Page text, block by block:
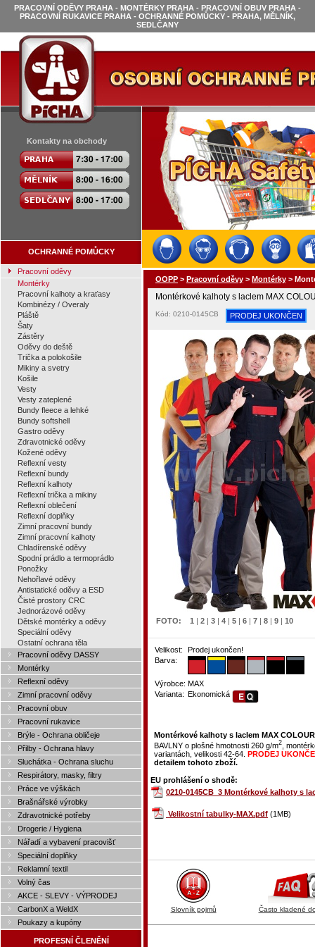
PRACOVNÍ ODĚVY PRAHA - MONTÉRKY PRAHA - PRACOVNÍ OBUV PRAHA -
PRACOVNÍ RUKAVICE PRAHA - OCHRANNÉ POMŮCKY - PRAHA, MĚLNÍK,
SEDLČANY
Kontakty na obchody
OCHRANNÉ POMŮCKY
Pracovní oděvy
Montérky
Pracovní kalhoty a kraťasy
Kombinézy / Overaly
Pláště
Šaty
Zástěry
Oděvy do deště
Trička a polokošile
Mikiny a svetry
Košile
Vesty
Vesty zateplené
Bundy fleece a lehké
Bundy softshell
Gastro oděvy
Zdravotnické oděvy
Kožené oděvy
Reflexní vesty
Reflexní bundy
Reflexní kalhoty
Reflexní trička a mikiny
Reflexní oblečení
Reflexní doplňky
Zimní pracovní bundy
Zimní pracovní kalhoty
Chladírenské oděvy
Spodní prádlo a termoprádlo
Ponožky
Nehořlavé oděvy
Antistatické oděvy a ESD
Čisté prostory CRC
Jednorázové oděvy
Dětské montérky a oděvy
Speciální oděvy
Ostatní ochrana těla
Pracovní oděvy DASSY
Montérky
Reflexní oděvy
Zimní pracovní oděvy
Pracovní obuv
Pracovní rukavice
Brýle - Ochrana obličeje
Přilby - Ochrana hlavy
Sluchátka - Ochrana sluchu
Respirátory, masky, filtry
Práce ve výškách
Brašnářské výrobky
Zdravotnické potřeby
Drogerie / Hygiena
Nářadí a vybavení pracovišť
Speciální doplňky
Reklamní textil
Volný čas
AKCE - SLEVY - VÝPRODEJ
CarbonX a WeldX
Poukazy a kupóny
PROFESNÍ ČLENĚNÍ
OOPP > Pracovní oděvy > Montérky >
Montérkové kalhoty s laclem MAX
Kód: 0210-0145CB PRODEJ UKONČEN
FOTO: 1 | 2 | 3 | 4 | 5 | 6 | 7 | 8 | 9 | 10
Velikost:
Prodej ukončen!
Barva:
Výrobce: MAX
Varianta: Ekonomická
Montérkové kalhoty s laclem MAX COLOUR
BAVLNY o plošné hmotnosti 260 g/m2 ,
variantách, velikosti 42-64. PRODEJ
detailem tohoto zboží.
EU prohlášení o shodě:
0210-0145CB_3 Montérkové kalhoty s
Velikostní tabulky-MAX.pdf (1MB)
Slovník pojmů Často kladené